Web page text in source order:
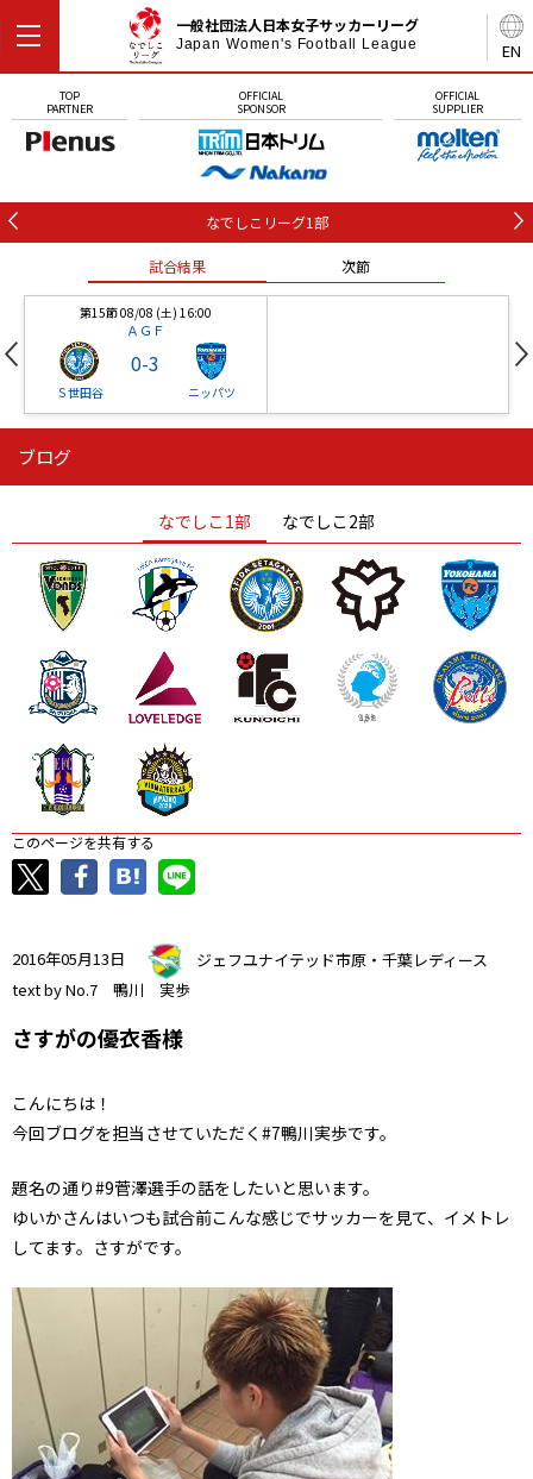
EN
一般社団法人日本女子サッカーリーグ
Japan Women's Football League
TOP
PARTNER
OFFICIAL
SPONSOR
OFFICIAL
SUPPLIER
なでしこリーグ1部
試合結果 次節
第15節 08/08 (土) 16:00
ＡＧＦ
Ｓ世田谷
0-3
ニッパツ
ニッパツ
ニッパツ 名古屋
石人の星
静岡 愛媛Ｌ
ブログ
なでしこ1部 なでしこ2部
このページを共有する
2016年05月13日
ジェフユナイテッド市原・千葉レディース
text by No.7 鴨川 実歩
さすがの優衣香様
こんにちは！
今回ブログを担当させていただく#7鴨川実歩です。
題名の通り#9菅澤選手の話をしたいと思います。
ゆいかさんはいつも試合前こんな感じでサッカーを見て、イメトレ
してます。さすがです。